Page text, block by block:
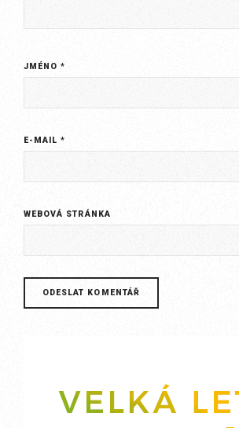
JMÉNO*
E-MAIL*
WEBOVÁ STRÁNKA